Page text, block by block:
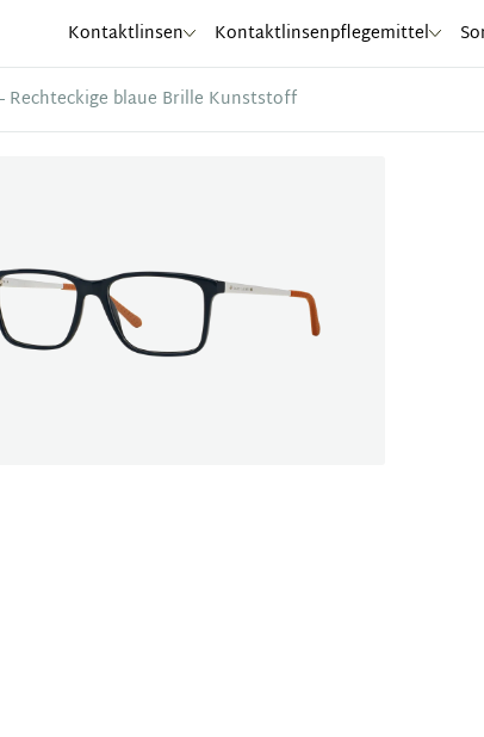
Kontaktlinsen Kontaktlinsenpflegemittel
Rechteckige blaue Brille Kunststoff